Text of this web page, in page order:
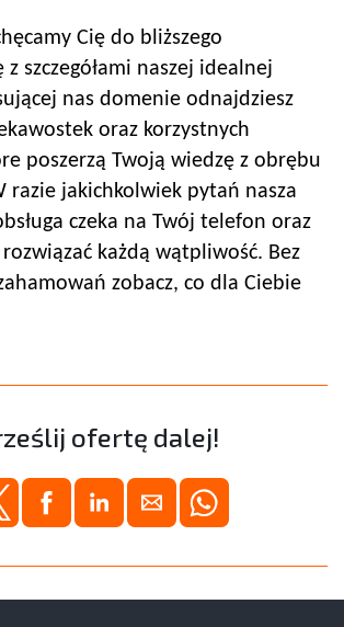
Cię do bliższego
szczegółami naszej idealnej
nas domenie odnajdziesz
oraz korzystnych
poszerzą Twoją wiedzę z obrębu
razie jakichkolwiek pytań nasza
czeka na Twój telefon oraz
każdą wątpliwość. Bez
zobacz, co dla Ciebie
ofertę dalej!